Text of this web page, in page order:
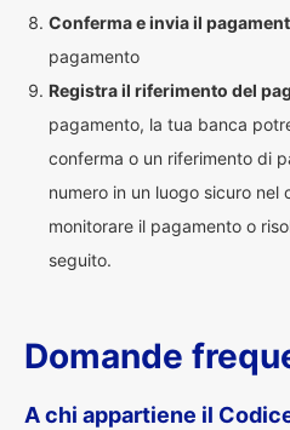
Conferma e invia il
pagamento
Registra il riferimento del
pagamento, la tua banca
conferma o un riferimento di
numero in un luogo sicuro nel
monitorare il pagamento o
seguito.
Domande
A chi appartiene il